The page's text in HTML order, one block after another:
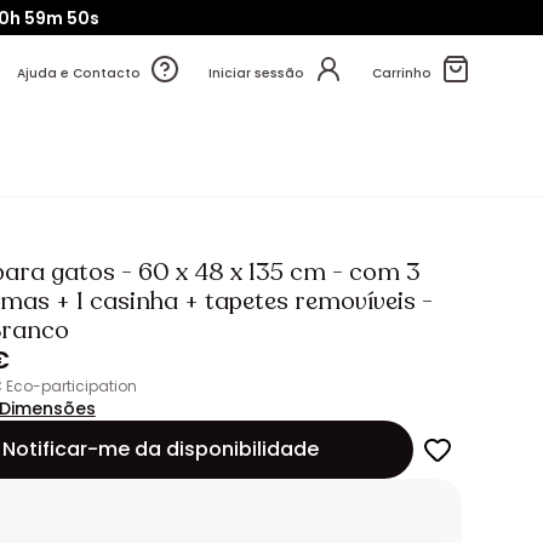
59m 47s
Ajuda e Contacto Iniciar sessão Carrinho
gatos - 60 x 48 x 135 cm - com 3
+ 1 casinha + tapetes removíveis -
Eco-participation
Notificar-me da disponibilidade